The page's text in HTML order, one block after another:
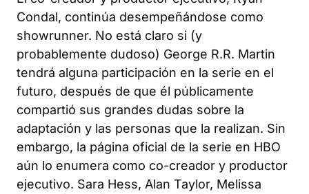
Condal, continúa desempeñándose como
showrunner. No está claro si (y
probablemente dudoso) George R.R. Martin
tendrá alguna participación en la serie en el
futuro, después de que él públicamente
compartió sus grandes dudas sobre la
adaptación y las personas que la realizan. Sin
embargo, la página oficial de la serie en HBO
aún lo enumera como co-creador y productor
ejecutivo. Sara Hess, Alan Taylor, Melissa